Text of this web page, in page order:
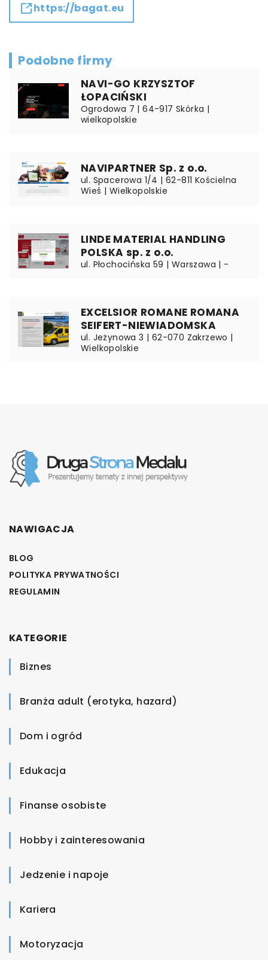
https://bagat.eu
Podobne firmy
NAVI-GO KRZYSZTOF
ŁOPACIŃSKI
Ogrodowa 7 | 64-917 Skórka |
wielkopolskie
NAVIPARTNER Sp. z o.o.
ul. Spacerowa 1/4 | 62-811 Kościelna
Wieś | Wielkopolskie
LINDE MATERIAL HANDLING
POLSKA sp. z o.o.
ul. Płochocińska 59 | Warszawa | -
EXCELSIOR ROMANE ROMANA
SEIFERT-NIEWIADOMSKA
ul. Jeżynowa 3 | 62-070 Zakrzewo |
Wielkopolskie
NAWIGACJA
BLOG
POLITYKA PRYWATNOŚCI
REGULAMIN
KATEGORIE
Biznes
Branża adult (erotyka, hazard)
Dom i ogród
Edukacja
Finanse osobiste
Hobby i zainteresowania
Jedzenie i napoje
Kariera
Motoryzacja